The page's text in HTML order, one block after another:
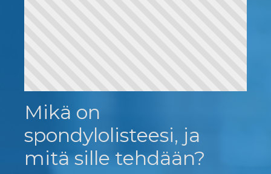
Mikä on
spondylolisteesi, ja
mitä sille tehdään?